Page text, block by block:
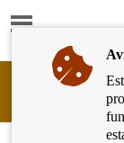
Mostrar
Cliente
Banco